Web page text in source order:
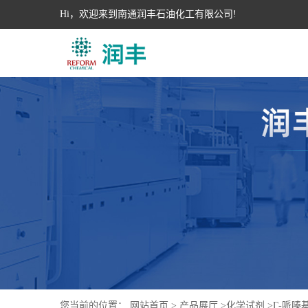
Hi，欢迎来到南通润丰石油化工有限公司!
您当前的位置： 网站首页 > 产品展厅 >化学试剂 >Γ-哌嗪